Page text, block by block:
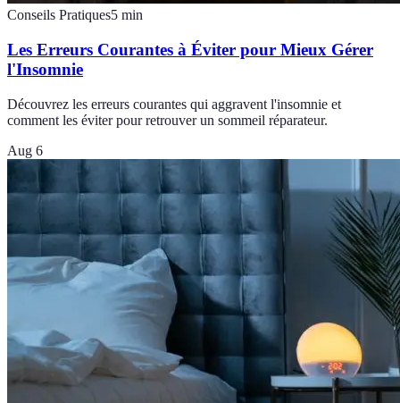
Conseils Pratiques5 min
Les Erreurs Courantes à Éviter pour Mieux Gérer
l'Insomnie
Découvrez les erreurs courantes qui aggravent l'insomnie et
comment les éviter pour retrouver un sommeil réparateur.
Aug 6